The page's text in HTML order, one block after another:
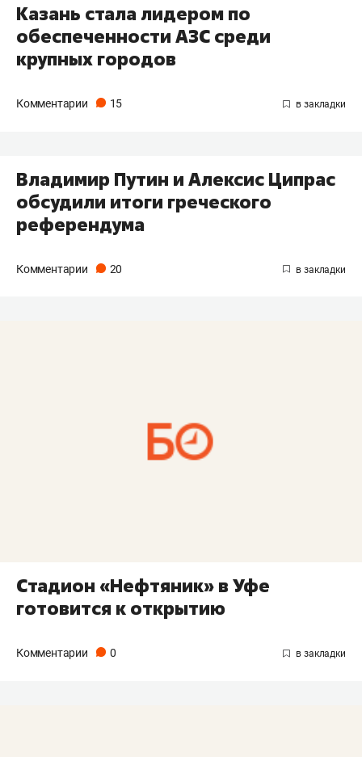
Казань стала лидером по
обеспеченности АЗС среди
крупных городов
Комментарии 15
Владимир Путин и Алексис Ципрас
обсудили итоги греческого
референдума
Комментарии 20
Стадион «Нефтяник» в Уфе
готовится к открытию
Комментарии 0